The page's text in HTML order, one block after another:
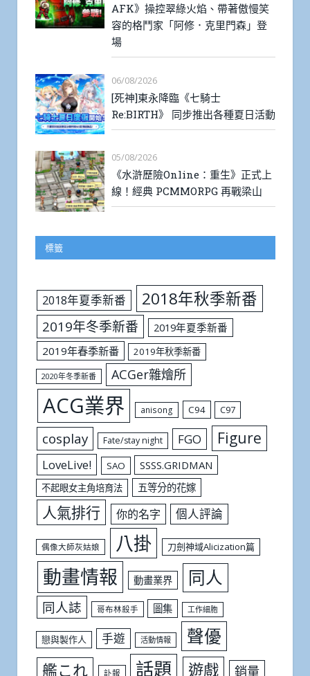
AFK》操控翠綠火焰、帶著傲慢笑
容的格鬥家「阿修．克里門森」登
場
06/08/2026
[死神]東永降臨《七騎士
Re:BIRTH》 同步推出各種夏日活動
05/08/2026
《水滸歷險Online：重生》正式上
線！經典 PCMMORPG 再戰梁山
標籤
2018年夏季新番 2018年秋季新番
2019年冬季新番
2019年夏季新番
2019年春季新番
2019年秋季新番
2020年冬季新番 ACGer雜燴所
ACG業界 anisong C94 C97
cosplay Fate/stay night FGO Figure
LoveLive! SAO SSSS.GRIDMAN
不起眼女主角培育法 五等分的花嫁
人氣排行 你的名字 個人評論
偶像大師灰姑娘 八掛 刀劍神域Alicization篇
動畫情報 動畫業界 同人
同人誌 哥布林殺手 圖集 工作細胞
戀與製作人 手遊 活動情報 聲優
艦これ 訃報 話題 遊戲 銷量